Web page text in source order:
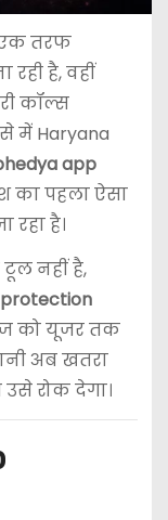
तरफ
है, वहीं
कॉल्स
में Haryana
app
का पहला ऐसा
रहा है।
नहीं है,
को यूजर तक
अब खतरा
रोक देगा।